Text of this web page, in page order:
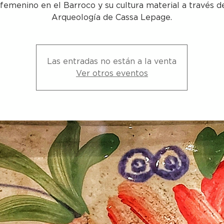
en el Barroco y su cultura material a través
Arqueología de Cassa Lepage.
Las entradas no están a la venta
Ver otros eventos